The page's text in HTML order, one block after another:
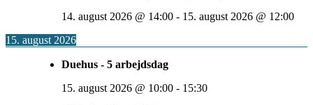
14. august 2026 @ 14:00 - 15. august 2026 @ 12:00
15. august 2026
Duehus - 5 arbejdsdag
15. august 2026 @ 10:00 - 15:30